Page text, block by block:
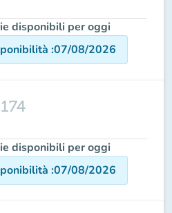
disponibili per oggi
:07/08/2026
disponibili per oggi
:07/08/2026